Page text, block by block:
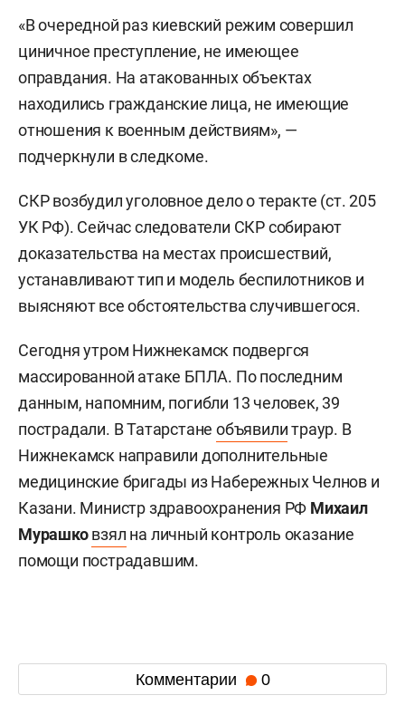
«В очередной раз киевский режим совершил
циничное преступление, не имеющее
оправдания. На атакованных объектах
находились гражданские лица, не имеющие
отношения к военным действиям», —
подчеркнули в следкоме.
СКР возбудил уголовное дело о теракте (ст. 205
УК РФ). Сейчас следователи СКР собирают
доказательства на местах происшествий,
устанавливают тип и модель беспилотников и
выясняют все обстоятельства случившегося.
Сегодня утром Нижнекамск подвергся
массированной атаке БПЛА. По последним
данным, напомним, погибли 13 человек, 39
пострадали. В Татарстанеобъявилитраур. В
Нижнекамск направили дополнительные
медицинские бригады из Набережных Челнов и
Казани. Министр здравоохранения РФ Михаил
Мурашко взял на личный контроль оказание
помощи пострадавшим.
Комментарии 0